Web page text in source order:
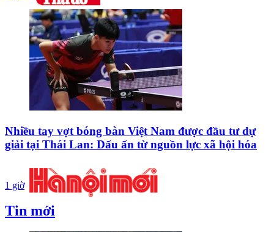
Nhiều tay vợt bóng bàn Việt Nam được đầu tư dự
giải tại Thái Lan: Dấu ấn từ nguồn lực xã hội hóa
1 giờ
Tin mới